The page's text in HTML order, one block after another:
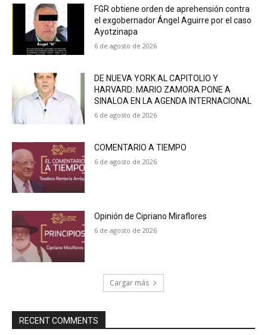
FGR obtiene orden de aprehensión contra
el exgobernador Ángel Aguirre por el caso
Ayotzinapa
6 de agosto de 2026
DE NUEVA YORK AL CAPITOLIO Y
HARVARD: MARIO ZAMORA PONE A
SINALOA EN LA AGENDA INTERNACIONAL
6 de agosto de 2026
COMENTARIO A TIEMPO
6 de agosto de 2026
Opinión de Cipriano Miraflores
6 de agosto de 2026
Cargar más
RECENT COMMENTS